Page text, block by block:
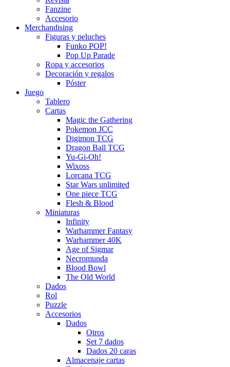
Fanzine
Accesorio
Merchandising
Figuras y peluches
Funko POP!
Pop Up Parade
Ropa y accesorios
Decoración y regalos
Póster
Juego
Tablero
Cartas
Magic the Gathering
Pokemon JCC
Digimon TCG
Dragon Ball TCG
Yu-Gi-Oh!
Wixoss
Lorcana TCG
Star Wars unlimited
One piece TCG
Flesh & Blood
Miniaturas
Infinity
Warhammer Fantasy
Warhammer 40K
Age of Sigmar
Necromunda
Blood Bowl
The Old World
Dados
Rol
Puzzle
Accesorios
Dados
Otros
Set 7 dados
Dados 20 caras
Almacenaje cartas